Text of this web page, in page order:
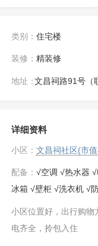
类别：住宅楼
装修：精装修
地址：文昌祠路91号（
详细资料
小区：文昌祠社区(市
配备：√空调 √热水器
冰箱 √壁柜 √洗衣机 √
小区位置好，出行购物
电齐全，拎包入住